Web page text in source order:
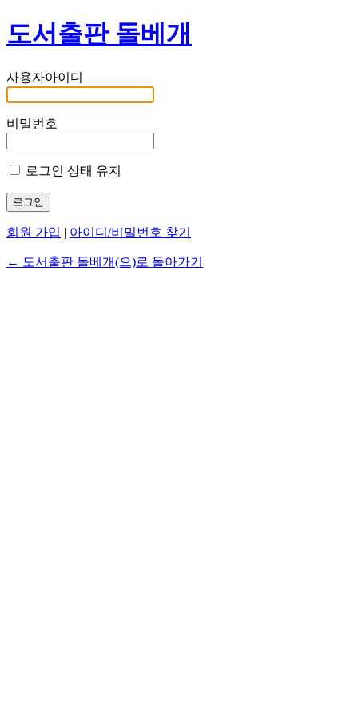
도서출판 돌베개
사용자아이디
비밀번호
로그인 상태 유지
회원 가입 | 아이디/비밀번호 찾기
← 도서출판 돌베개(으)로 돌아가기